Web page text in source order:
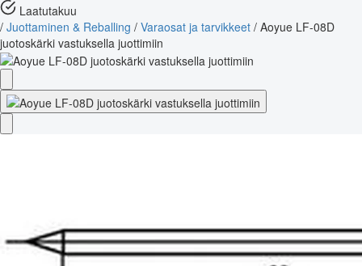
Laatutakuu
/ Juottaminen & Reballing / Varaosat ja tarvikkeet / Aoyue LF-08D
juotoskärki vastuksella juottimiin